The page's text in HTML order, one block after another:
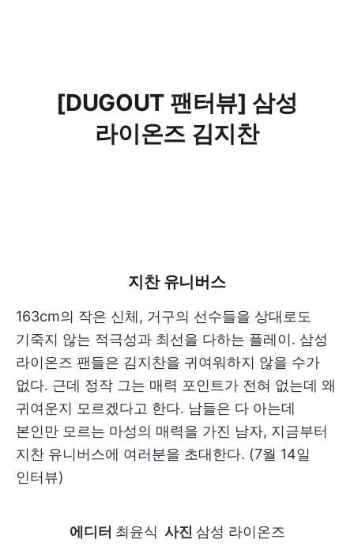
[DUGOUT 팬터뷰] 삼성
라이온즈 김지찬
지찬 유니버스
163cm의 작은 신체, 거구의 선수들을 상대로도
기죽지 않는 적극성과 최선을 다하는 플레이. 삼성
라이온즈 팬들은 김지찬을 귀여워하지 않을 수가
없다. 근데 정작 그는 매력 포인트가 전혀 없는데 왜
귀여운지 모르겠다고 한다. 남들은 다 아는데
본인만 모르는 마성의 매력을 가진 남자, 지금부터
지찬 유니버스에 여러분을 초대한다. (7월 14일
인터뷰)
에디터 최윤식 사진 삼성 라이온즈